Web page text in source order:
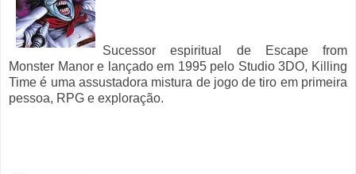
Sucessor espiritual de Escape from
Monster Manor e lançado em 1995 pelo Studio 3DO, Killing
Time é uma assustadora mistura de jogo de tiro em primeira
pessoa, RPG e exploração.